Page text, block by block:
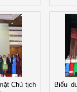
Chủ tịch
Biểu